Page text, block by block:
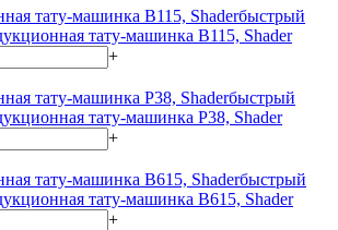
быстрый
тату-машинка B115, Shader
+
быстрый
тату-машинка P38, Shader
+
быстрый
тату-машинка B615, Shader
+